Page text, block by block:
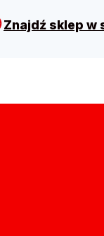
Znajdź sklep w